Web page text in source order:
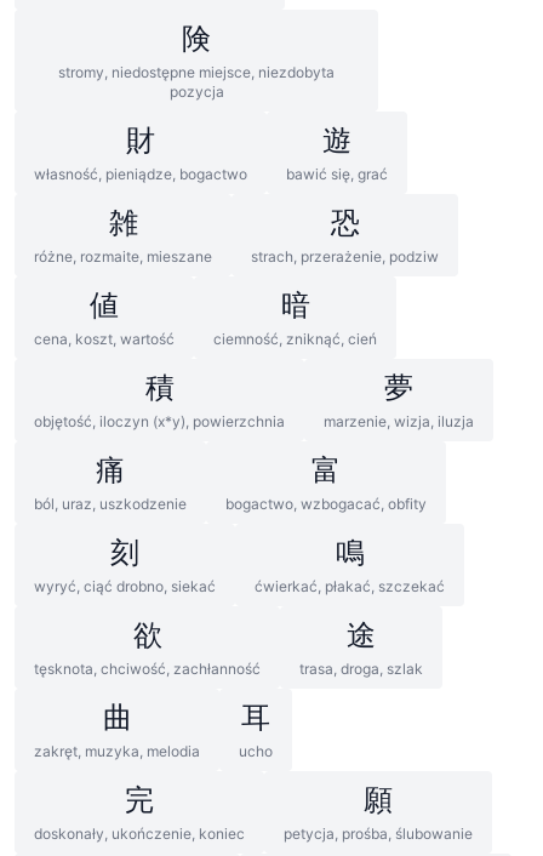
険
stromy, niedostępne miejsce, niezdobyta
pozycja
財
własność, pieniądze, bogactwo
遊
bawić się, grać
雑
różne, rozmaite, mieszane
恐
strach, przerażenie, podziw
値
cena, koszt, wartość
暗
ciemność, zniknąć, cień
積
objętość, iloczyn (x*y), powierzchnia
夢
marzenie, wizja, iluzja
痛
ból, uraz, uszkodzenie
富
bogactwo, wzbogacać, obfity
刻
wyryć, ciąć drobno, siekać
鳴
ćwierkać, płakać, szczekać
欲
tęsknota, chciwość, zachłanność
途
trasa, droga, szlak
曲
zakręt, muzyka, melodia
耳
ucho
完
doskonały, ukończenie, koniec
願
petycja, prośba, ślubowanie